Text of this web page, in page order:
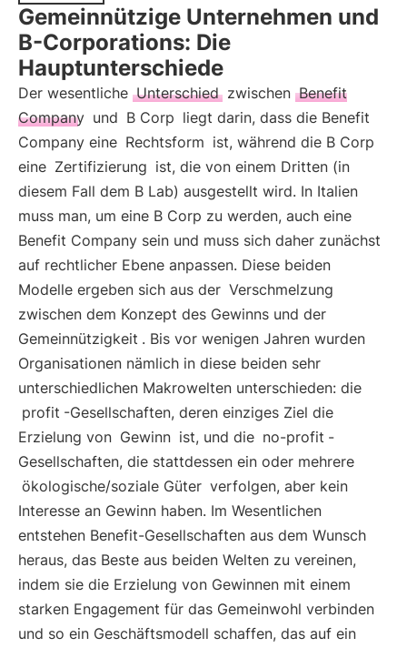
Gemeinnützige Unternehmen und
B-Corporations: Die
Hauptunterschiede
Der wesentliche Unterschied zwischen Benefit
Company und B Corp liegt darin, dass die Benefit
Company eine Rechtsform ist, während die B Corp
eine Zertifizierung ist, die von einem Dritten (in
diesem Fall dem B Lab) ausgestellt wird. In Italien
muss man, um eine B Corp zu werden, auch eine
Benefit Company sein und muss sich daher zunächst
auf rechtlicher Ebene anpassen. Diese beiden
Modelle ergeben sich aus der Verschmelzung
zwischen dem Konzept des Gewinns und der
Gemeinnützigkeit . Bis vor wenigen Jahren wurden
Organisationen nämlich in diese beiden sehr
unterschiedlichen Makrowelten unterschieden: die
profit -Gesellschaften, deren einziges Ziel die
Erzielung von Gewinn ist, und die no-profit -
Gesellschaften, die stattdessen ein oder mehrere
ökologische/soziale Güter verfolgen, aber kein
Interesse an Gewinn haben. Im Wesentlichen
entstehen Benefit-Gesellschaften aus dem Wunsch
heraus, das Beste aus beiden Welten zu vereinen,
indem sie die Erzielung von Gewinnen mit einem
starken Engagement für das Gemeinwohl verbinden
und so ein Geschäftsmodell schaffen, das auf ein